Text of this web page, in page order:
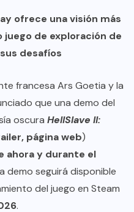
ofrece una visión más
de exploración de
desafíos
francesa Ars Goetia y la
que una demo del
oscura HellSlave II:
, página web)
ahora y durante el
demo seguirá disponible
del juego en Steam
.